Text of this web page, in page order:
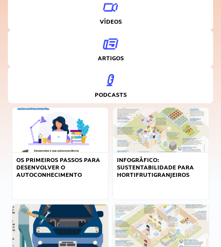
VÍDEOS
ARTIGOS
PODCASTS
OS PRIMEIROS PASSOS PARA
DESENVOLVER O
AUTOCONHECIMENTO
INFOGRÁFICO:
SUSTENTABILIDADE PARA
HORTIFRUTIGRANJEIROS